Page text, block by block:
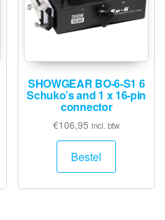
SHOWGEAR BO-6-S1 6
Schuko’s and 1 x 16-pin
connector
€106,95 incl. btw
Bestel